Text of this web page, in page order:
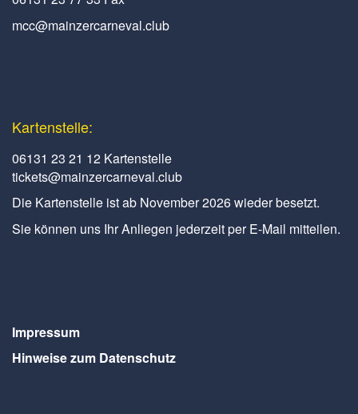
mcc@mainzercarneval.club
Kartenstelle:
06131 23 21 12 Kartenstelle
tickets@mainzercarneval.club
Die Kartenstelle ist ab November 2026 wieder besetzt.
Sie können uns Ihr Anliegen jederzeit per E-Mail mitteilen.
Impressum
Hinweise zum Datenschutz